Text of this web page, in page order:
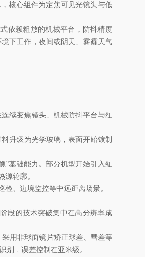
核心组件为定焦可见光镜头与低
依赖粗放的机械平台，防抖精度
下工作，夜间或阴天、雾霾天气
续变焦镜头、机械防抖平台与红
升级为光学玻璃，表面开始镀制
基础能力。部分机型开始引入红
轮廓。
、边境监控等中远距离场景。
段的技术突破集中在高分辨率成
用非球面镜片矫正球差、彗差等
别，误差控制在亚米级。